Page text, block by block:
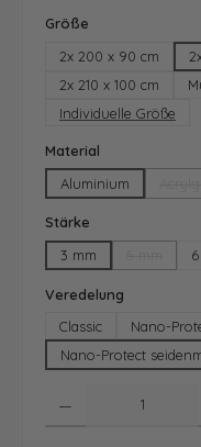
Größe
2x 200 x 90 cm
2x 210 x 100 cm
Individuelle Größe
Material
Aluminium
Stärke
3 mm
(Diese
Veredelung
Classic
Nano-
Nano-Protect